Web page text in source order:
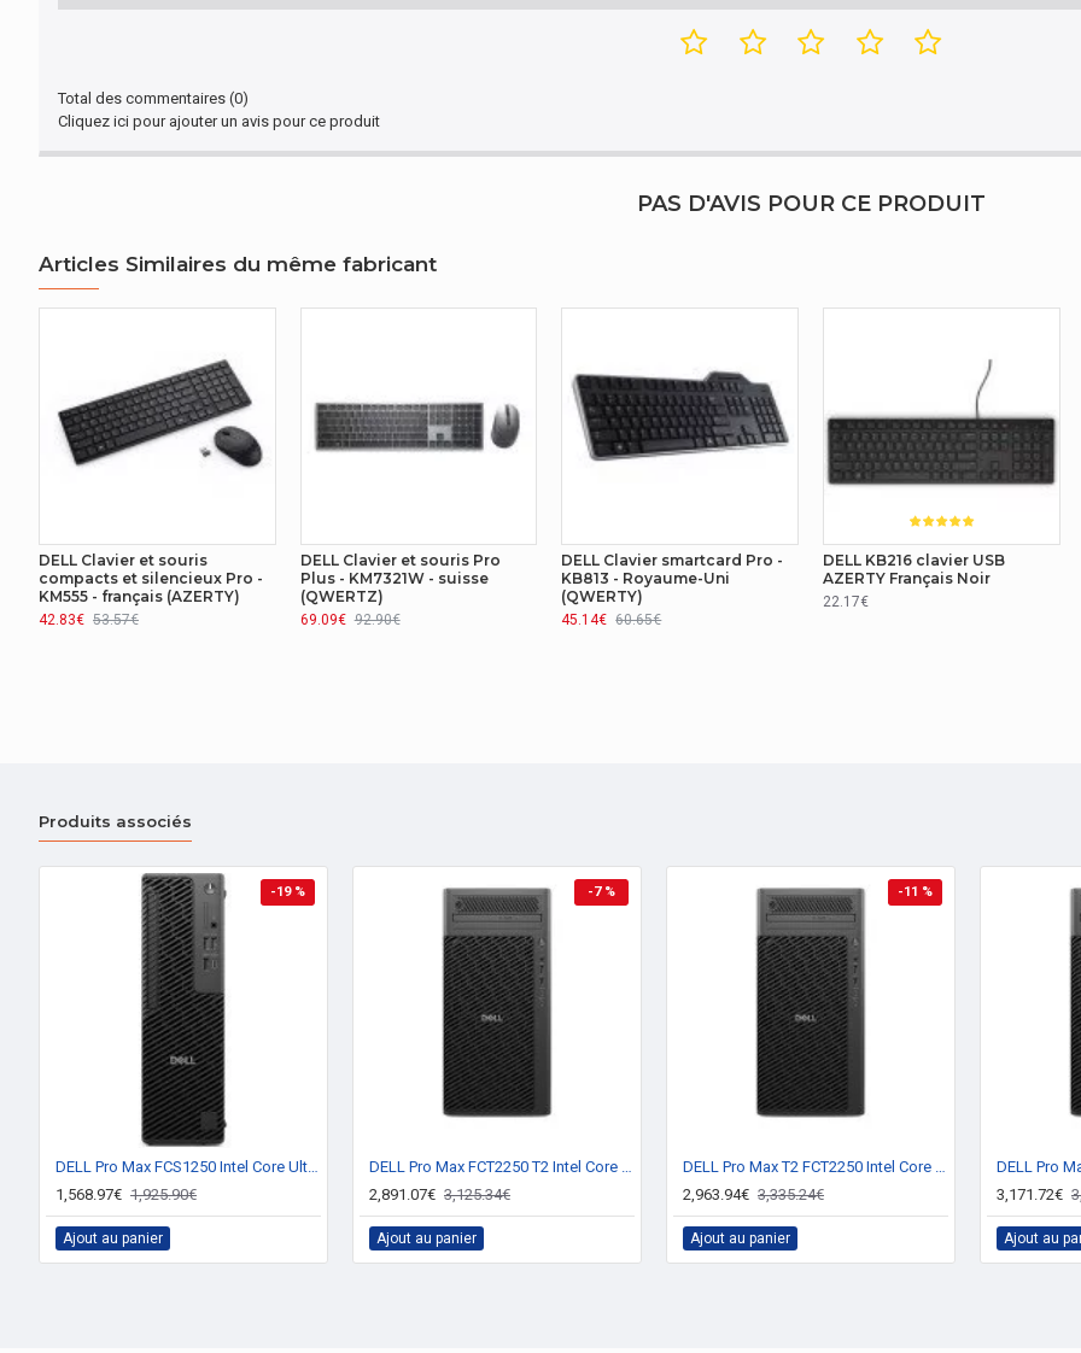
-40 - 65 °C
AUTRES CARACTÉRISTIQUES
CLAVIER
Style de clavier Droit
Repose-poignets Non
Touches de raccourci programmables Oui
Touches multimédias
Résolution en mouvement 1600 DPI
Défilement des directions verticale
Type de boutons Boutons poussoirs
Voyants Oui
EMBALLAGE
Total des commentaires (0)
Cliquez ici pour ajouter un avis pour ce produit
PAS D'AVIS POUR CE PRODUIT
Articles Similaires du même fabricant
DELL Clavier et souris
compacts et silencieux Pro -
KM555 - français (AZERTY)
42.83€ 53.57€
DELL Clavier et souris Pro
Plus - KM7321W - suisse
(QWERTZ)
69.09€ 92.90€
DELL Clavier smartcard Pro -
KB813 - Royaume-Uni
(QWERTY)
45.14€ 60.65€
DELL KB216 clavier USB
AZERTY Français Noir
22.17€
Produits associés
-19 %
DELL Pro Max FCS1250 Intel Core Ultra 7 265 16 Go DDR5-SDRAM 512 Go SSD Windows 11 Pro PC Noir
1,568.97€ 1,925.90€
Ajout au panier
-7 %
DELL Pro Max FCT2250 T2 Intel Core Ultra 7 265K 32 Go DDR5-SDRAM 1 To SSD Windows 11 Pro Tower PC Noir
2,891.07€ 3,125.34€
Ajout au panier
-11 %
DELL Pro Max T2 FCT2250 Intel Core Ultra 9 285 32 Go DDR5-SDRAM 1 To SSD Windows 11 Pro Tower PC Noir
2,963.94€ 3,335.24€
Ajout au panier
3,171.72€
Ajout au